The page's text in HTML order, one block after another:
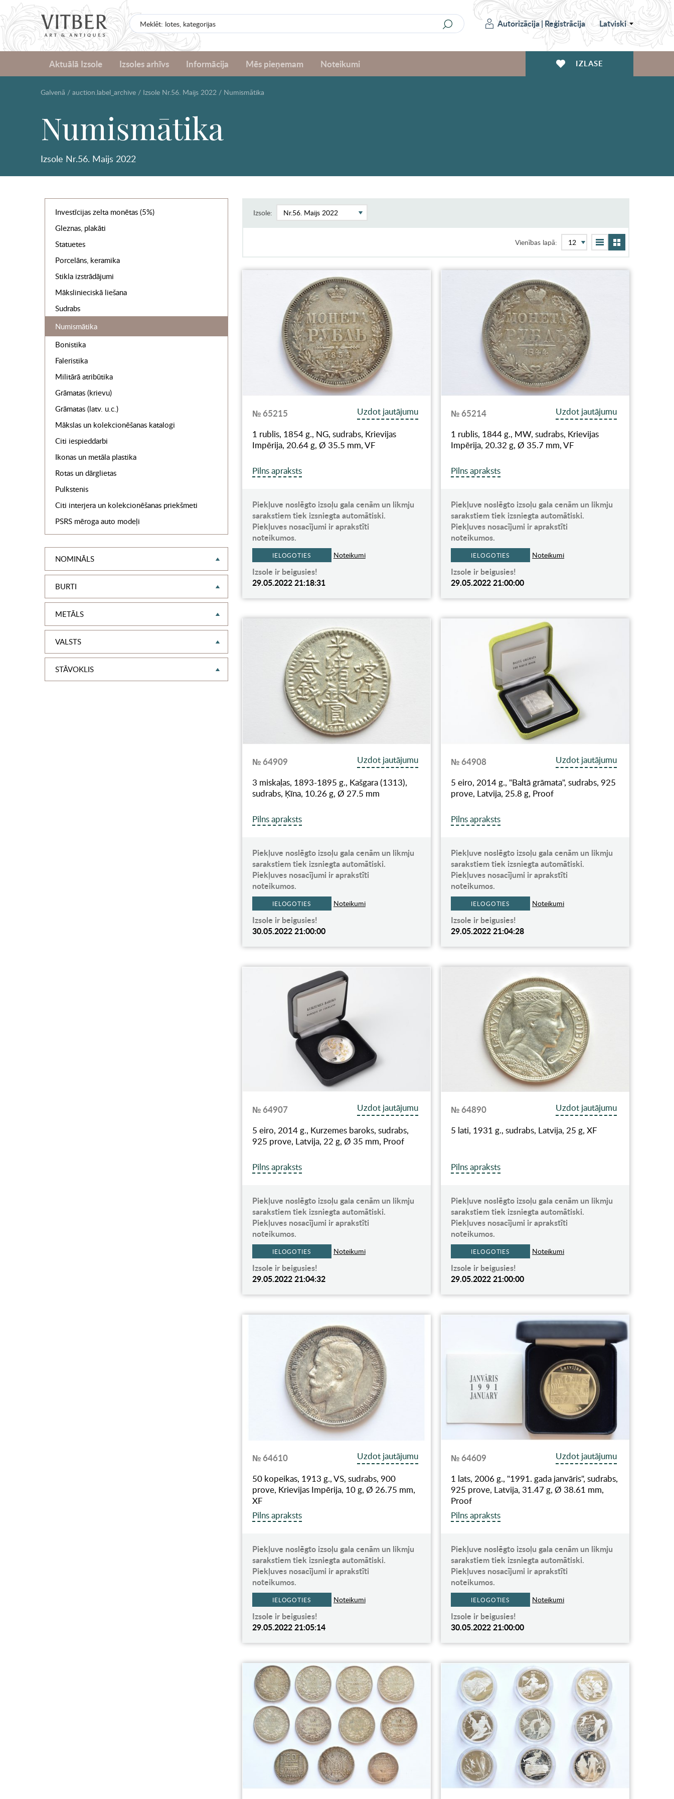
Autorizācija|Reģistrācija Latviski
Aktuālā Izsole Izsoles arhīvs Informācija Mēs pieņemam Noteikumi IZLASE
Galvenā / auction.label_archive / Izsole Nr.56. Maijs 2022 / Numismātika
Numismātika
Izsole Nr.56. Maijs 2022
Investīcijas zelta monētas (5%)
Gleznas, plakāti
Statuetes
Porcelāns, keramika
Stikla izstrādājumi
Mākslinieciskā liešana
Sudrabs
Numismātika
Bonistika
Faleristika
Militārā atribūtika
Grāmatas (krievu)
Grāmatas (latv. u.c.)
Mākslas un kolekcionēšanas katalogi
Citi iespieddarbi
Ikonas un metāla plastika
Rotas un dārglietas
Pulkstenis
Citi interjera un kolekcionēšanas priekšmeti
PSRS mēroga auto modeļi
NOMINĀLS
BURTI
METĀLS
VALSTS
STĀVOKLIS
Izsole:
Vienības lapā:
№ 65215
Uzdot jautājumu
1 rublis, 1854 g., NG, sudrabs, Krievijas
Impērija, 20.64 g, Ø 35.5 mm, VF
Pilns apraksts
Piekļuve noslēgto izsoļu gala cenām un likmju
sarakstiem tiek izsniegta automātiski.
Piekļuves nosacījumi ir aprakstīti
noteikumos.
IELOGOTIES Noteikumi
Izsole ir beigusies!
29.05.2022 21:18:31
№ 65214
Uzdot jautājumu
1 rublis, 1844 g., MW, sudrabs, Krievijas
Impērija, 20.32 g, Ø 35.7 mm, VF
Pilns apraksts
Piekļuve noslēgto izsoļu gala cenām un likmju
sarakstiem tiek izsniegta automātiski.
Piekļuves nosacījumi ir aprakstīti
noteikumos.
IELOGOTIES Noteikumi
Izsole ir beigusies!
29.05.2022 21:00:00
№ 64909
Uzdot jautājumu
3 miskaļas, 1893-1895 g., Kašgara (1313),
sudrabs, Ķīna, 10.26 g, Ø 27.5 mm
Pilns apraksts
Piekļuve noslēgto izsoļu gala cenām un likmju
sarakstiem tiek izsniegta automātiski.
Piekļuves nosacījumi ir aprakstīti
noteikumos.
IELOGOTIES Noteikumi
Izsole ir beigusies!
30.05.2022 21:00:00
№ 64908
Uzdot jautājumu
5 eiro, 2014 g., "Baltā grāmata", sudrabs, 925
prove, Latvija, 25.8 g, Proof
Pilns apraksts
Piekļuve noslēgto izsoļu gala cenām un likmju
sarakstiem tiek izsniegta automātiski.
Piekļuves nosacījumi ir aprakstīti
noteikumos.
IELOGOTIES Noteikumi
Izsole ir beigusies!
29.05.2022 21:04:28
№ 64907
Uzdot jautājumu
5 eiro, 2014 g., Kurzemes baroks, sudrabs,
925 prove, Latvija, 22 g, Ø 35 mm, Proof
Pilns apraksts
Piekļuve noslēgto izsoļu gala cenām un likmju
sarakstiem tiek izsniegta automātiski.
Piekļuves nosacījumi ir aprakstīti
noteikumos.
IELOGOTIES Noteikumi
Izsole ir beigusies!
29.05.2022 21:04:32
№ 64890
Uzdot jautājumu
5 lati, 1931 g., sudrabs, Latvija, 25 g, XF
Pilns apraksts
Piekļuve noslēgto izsoļu gala cenām un likmju
sarakstiem tiek izsniegta automātiski.
Piekļuves nosacījumi ir aprakstīti
noteikumos.
IELOGOTIES Noteikumi
Izsole ir beigusies!
29.05.2022 21:00:00
№ 64610
Uzdot jautājumu
50 kopeikas, 1913 g., VS, sudrabs, 900
prove, Krievijas Impērija, 10 g, Ø 26.75 mm,
XF
Pilns apraksts
Piekļuve noslēgto izsoļu gala cenām un likmju
sarakstiem tiek izsniegta automātiski.
Piekļuves nosacījumi ir aprakstīti
noteikumos.
IELOGOTIES Noteikumi
Izsole ir beigusies!
29.05.2022 21:05:14
№ 64609
Uzdot jautājumu
1 lats, 2006 g., "1991. gada janvāris", sudrabs,
925 prove, Latvija, 31.47 g, Ø 38.61 mm,
Proof
Pilns apraksts
Piekļuve noslēgto izsoļu gala cenām un likmju
sarakstiem tiek izsniegta automātiski.
Piekļuves nosacījumi ir aprakstīti
noteikumos.
IELOGOTIES Noteikumi
Izsole ir beigusies!
30.05.2022 21:00:00